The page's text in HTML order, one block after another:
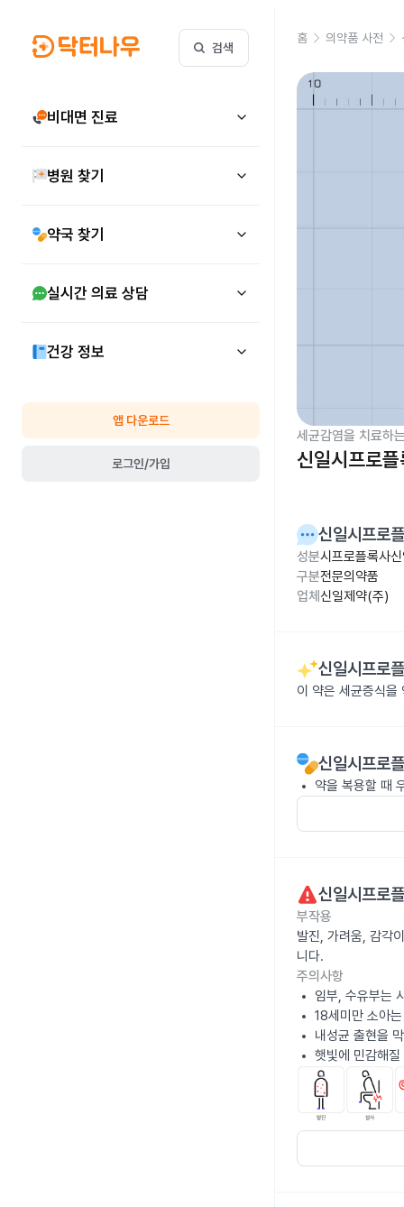
검색
비대면 진료
병원 찾기
약국 찾기
실시간 의료 상담
건강 정보
앱 다운로드
로그인/가입
홈 의약품 사전
세균감염을 치료하
신일시프로
신일시프로
성분시프로플록사
구분전문의약품
업체 신일제약(주)
신일시프로
이 약은 세균증식을
신일시프로
약을 복용할 때
신일시프로
부작용
발진, 가려움, 감각
니다.
주의사항
임부, 수유부는
18세미만 소아
내성균 출현을
햇빛에 민감해